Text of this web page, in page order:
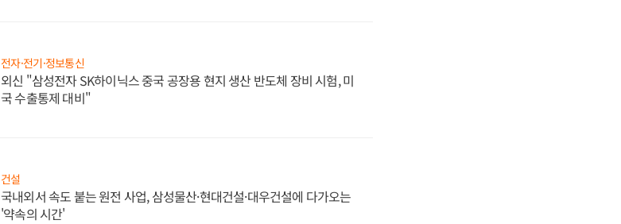
전자·전기·정보통신
외신 "삼성전자 SK하이닉스 중국 공장용 현지 생산 반도체 장비 시험, 미
국 수출통제 대비"
건설
국내외서 속도 붙는 원전 사업, 삼성물산·현대건설·대우건설에 다가오는
'약속의 시간'